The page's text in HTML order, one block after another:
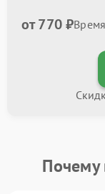
от 770 ₽